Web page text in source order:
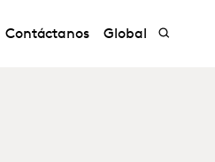
Contáctanos Global